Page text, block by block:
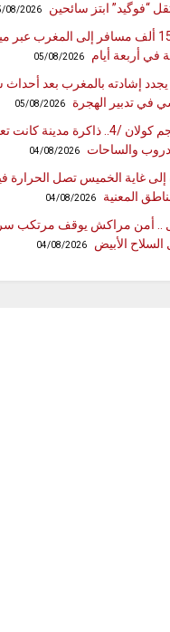
“فوگيد” ابتز سائحين 08/2026
عبور أكثر من 151 ألف مسافر إلى المغرب
في أربعة أيام
05/08/2026
يجدد إشادته بالمغرب بعد
في تدبير الهجرة
05/08/2026
مراكش في معجم كولان /4.. ذاكرة
والساحات
04/08/2026
المعنية
04/08/2026
.. أمن مراكش يوقف مرتكب
السلاح الأبيض
04/08/2026